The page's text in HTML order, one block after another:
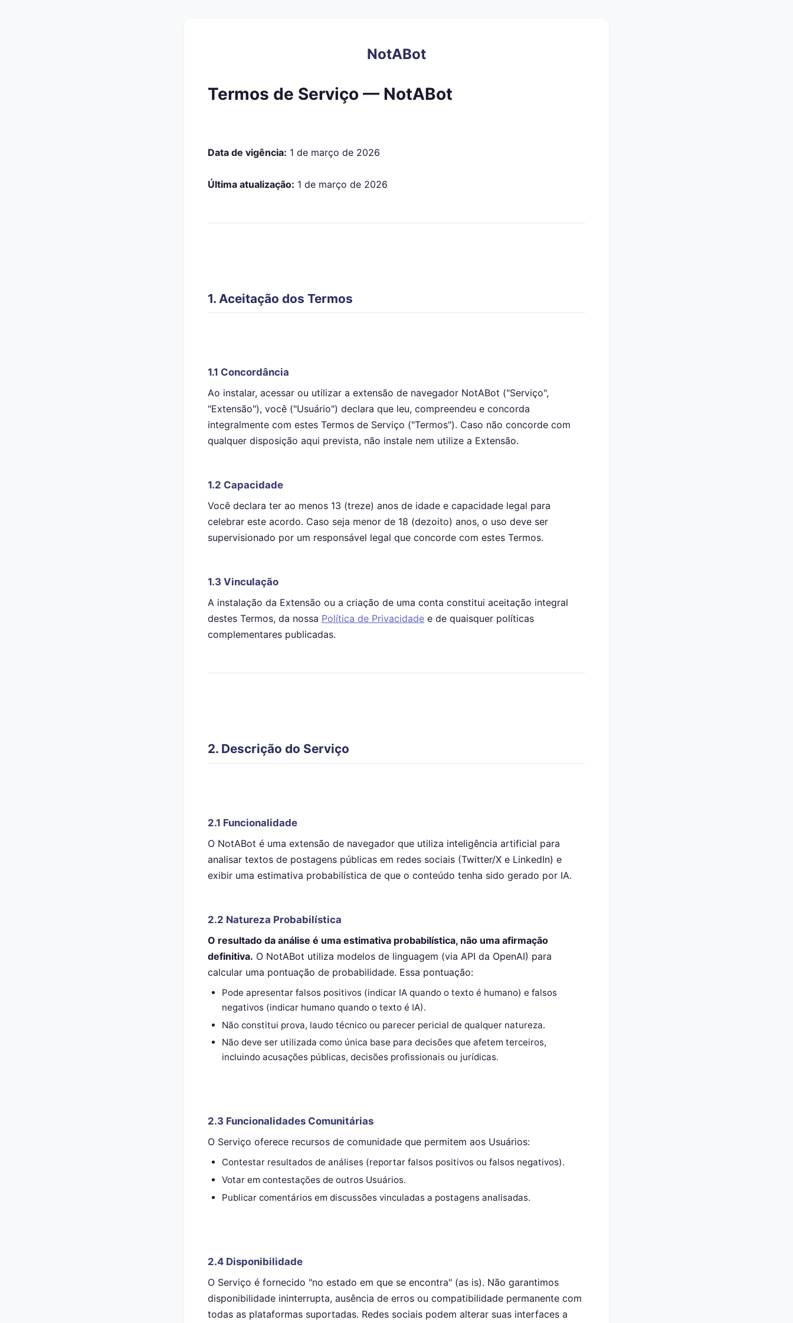
NotABot
Termos de Serviço — NotABot
Data de vigência: 1 de março de 2026
Última atualização: 1 de março de 2026
1. Aceitação dos Termos
1.1 Concordância
Ao instalar, acessar ou utilizar a extensão de navegador NotABot ("Serviço",
"Extensão"), você ("Usuário") declara que leu, compreendeu e concorda
integralmente com estes Termos de Serviço ("Termos"). Caso não concorde com
qualquer disposição aqui prevista, não instale nem utilize a Extensão.
1.2 Capacidade
Você declara ter ao menos 13 (treze) anos de idade e capacidade legal para
celebrar este acordo. Caso seja menor de 18 (dezoito) anos, o uso deve ser
supervisionado por um responsável legal que concorde com estes Termos.
1.3 Vinculação
A instalação da Extensão ou a criação de uma conta constitui aceitação integral
destes Termos, da nossa Política de Privacidade e de quaisquer políticas
complementares publicadas.
2. Descrição do Serviço
2.1 Funcionalidade
O NotABot é uma extensão de navegador que utiliza inteligência artificial para
analisar textos de postagens públicas em redes sociais (Twitter/X e LinkedIn) e
exibir uma estimativa probabilística de que o conteúdo tenha sido gerado por IA.
2.2 Natureza Probabilística
O resultado da análise é uma estimativa probabilística, não uma afirmação
definitiva. O NotABot utiliza modelos de linguagem (via API da OpenAI) para
calcular uma pontuação de probabilidade. Essa pontuação:
Pode apresentar falsos positivos (indicar IA quando o texto é humano) e falsos
negativos (indicar humano quando o texto é IA).
Não constitui prova, laudo técnico ou parecer pericial de qualquer natureza.
Não deve ser utilizada como única base para decisões que afetem terceiros,
incluindo acusações públicas, decisões profissionais ou jurídicas.
2.3 Funcionalidades Comunitárias
O Serviço oferece recursos de comunidade que permitem aos Usuários:
Contestar resultados de análises (reportar falsos positivos ou falsos negativos).
Votar em contestações de outros Usuários.
Publicar comentários em discussões vinculadas a postagens analisadas.
2.4 Disponibilidade
O Serviço é fornecido "no estado em que se encontra" (as is). Não garantimos
disponibilidade ininterrupta, ausência de erros ou compatibilidade permanente com
todas as plataformas suportadas. Redes sociais podem alterar suas interfaces a